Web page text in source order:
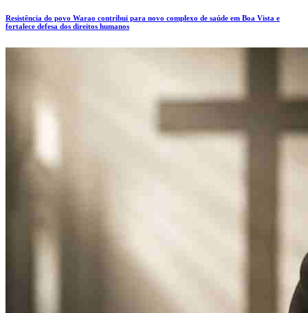
Resistência do povo Warao contribui para novo complexo de saúde em Boa Vista e
fortalece defesa dos direitos humanos